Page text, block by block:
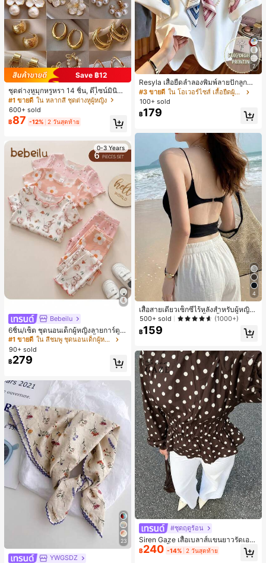
Save ฿12
ชุดต่างหูมุกหรูหรา 14 ชิ้น, ดีไซน์มินิมอ
ลใหม่ที่เป็นเอกลักษณ์ ต่างหูที่สง่างาม
สำหรับผู้หญิง, ของขวัญสำหรับเธอ
#1 ขายดี ใน หลากสี ชุดต่างหูผู้หญิง
600+ sold
฿87 -12% 2 วันสุดท้าย
0-3 Years
Bebeilu
6ชิ้น/เซ็ต ชุดนอนเด็กผู้หญิงลายการ์ตูน
หมีและดอกไม้ คอกลม แขนสั้น กางเกง
ขาสั้น ขอบระบาย สวมใส่สบาย
#1 ขายดี
ใน สีชมพู ชุดนอนเด็กผู้หญิง
90+ sold
฿279
23
YWGSDZ
#1 ขายดี
7
Resyla เสื้อยืดลำลองพิมพ์ลายปักลูกปัด
รูปโบว์ขนาดใหญ่สำหรับผู้หญิง
#3 ขายดี
ใน โอเวอร์ไซส์ เสื้อยืดผู้หญิง
100+ sold
฿179
4
เสื้อสายเดี่ยวเซ็กซี่ไร้หลังสำหรับผู้หญิง
พร้อมบราแบบมีฟองน้ำ, เสื้อกล้ามแขน
กุด, เสื้อลำลองสีดำสำหรับฤดูร้อน
500+ sold (1000+)
฿159
#ชุดฤดูร้อน
Siren Gaze เสื้อเบลาส์แขนยาวรัดเอว
ลายจุดสีน้ำตาลใหม่สำหรับฤดูใบไม้ร่ว
งสำหรับผู้หญิง
฿240 -14% 2 วันสุดท้าย